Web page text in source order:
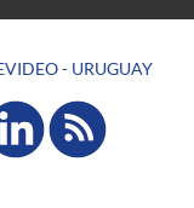
- URUGUAY